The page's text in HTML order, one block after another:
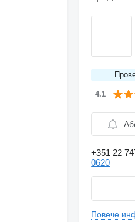
4.1
+351 22
0620
Повече